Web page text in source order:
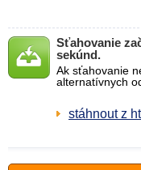
Sťahovanie
sekúnd.
Ak sťahovanie
alternatívnych
stáhnout z